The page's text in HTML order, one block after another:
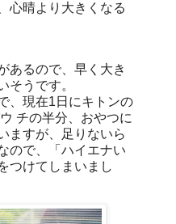
心晴より大きくなる
あるので、早く大き
そうです。
、現在1日にキトンの
チの半分、おやつに
ますが、足りないら
ので、「ハイエナい
つけてしまいまし